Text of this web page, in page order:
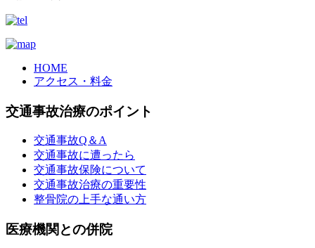
HOME
アクセス・料金
交通事故治療のポイント
交通事故Q＆A
交通事故に遭ったら
交通事故保険について
交通事故治療の重要性
整骨院の上手な通い方
医療機関との併院